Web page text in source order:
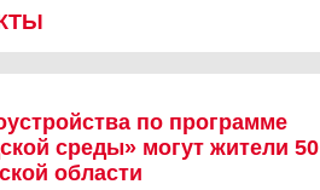
по программе
среды» могут жители 50
области